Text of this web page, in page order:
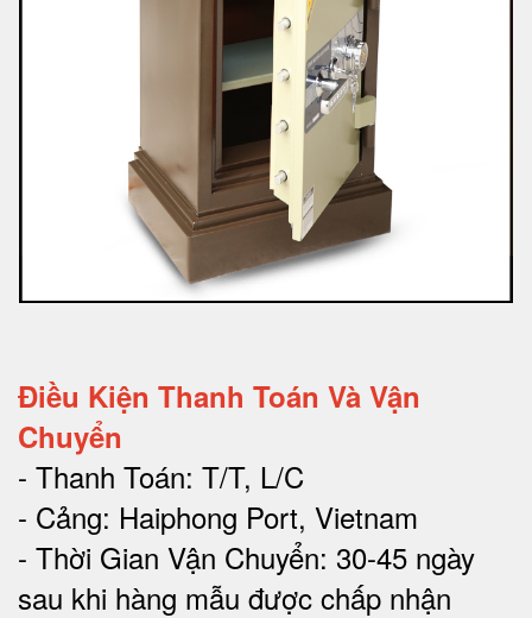
Điều Kiện Thanh Toán Và Vận
Chuyển
- Thanh Toán: T/T, L/C
- Cảng: Haiphong Port, Vietnam
- Thời Gian Vận Chuyển: 30-45 ngày
sau khi hàng mẫu được chấp nhận